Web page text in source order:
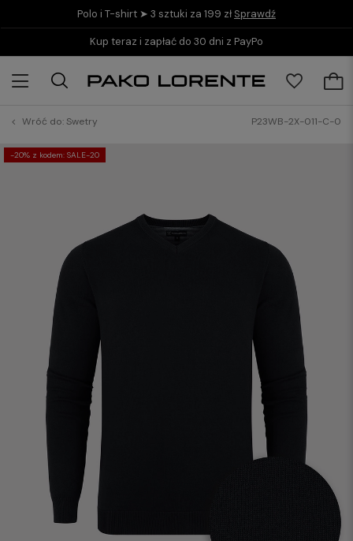
Polo i T-shirt ➤ 3 sztuki za 199 zł Sprawdź
Kup teraz i zapłać do 30 dni z PayPo
Wróć do:Swetry P23WB-2X-011-C-0
-20% z kodem: SALE-20